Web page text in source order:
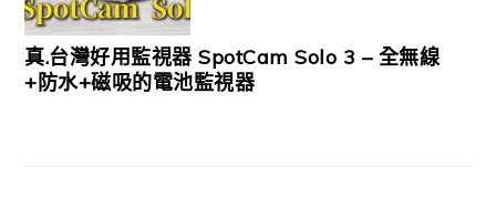
真.台灣好用監視器 SpotCam Solo 3 – 全無線
+防水+磁吸的電池監視器